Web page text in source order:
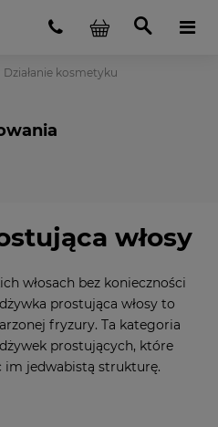
Działanie kosmetyku
włosy
włosach bez konieczności
prostująca włosy to
fryzury. Ta kategoria
prostujących, które
im jedwabistą strukturę.